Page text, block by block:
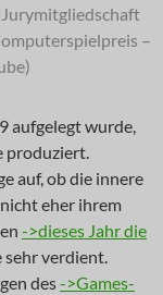
–
aufgelegt wurde,
produziert.
auf, ob die innere
eher ihrem
->dieses Jahr die
sehr verdient.
des->Games-